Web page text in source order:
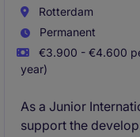
Rotterdam
Permanent
€3.900 - €4.600
year)
As a Junior
support the